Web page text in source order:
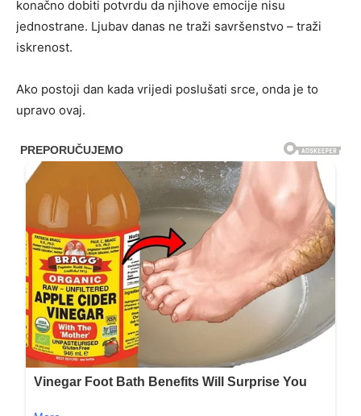
konačno dobiti potvrdu da njihove emocije nisu
jednostrane. Ljubav danas ne traži savršenstvo – traži
iskrenost.
Ako postoji dan kada vrijedi poslušati srce, onda je to
upravo ovaj.